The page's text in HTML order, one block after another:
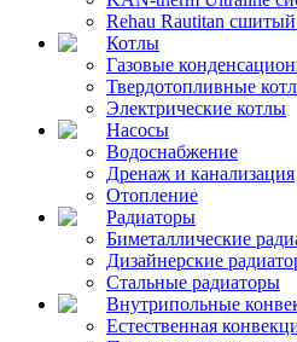
Rehau Rautitan
Котлы
Газовые
Твердотопливные
Электрические котлы
Насосы
Водоснабжение
Дренаж и канализация
Отопление
Радиаторы
Биметаллические
Дизайнерские
Стальные радиаторы
Внутрипольные
Естественная